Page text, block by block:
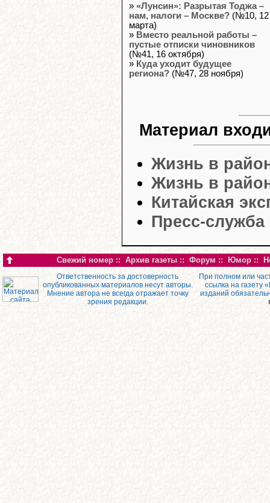
» «Лунсин»: Разрытая Тоджа –
нам, налоги – Москве? (№10, 12
марта)
» Вместо реальной работы –
пустые отписки чиновников
(№41, 16 октября)
» Куда уходит будущее
региона? (№47, 28 ноября)
Материал
Жизнь в
Жизнь в
Китайская
Пресс-
Свежий номер :: Архив газеты :: Форум :: Юмор ::
Ответственность за достоверность
опубликованных материалов несут авторы.
Мнение автора не всегда отражает точку
зрения редакции.
При полном или
ссылка на газету
изданий